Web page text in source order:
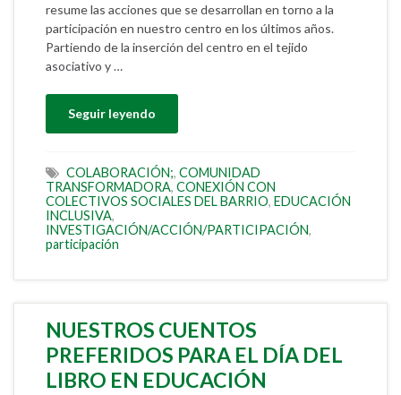
resume las acciones que se desarrollan en torno a la
participación en nuestro centro en los últimos años.
Partiendo de la inserción del centro en el tejido
asociativo y …
Seguir leyendo
COLABORACIÓN;, COMUNIDAD
TRANSFORMADORA, CONEXIÓN CON
COLECTIVOS SOCIALES DEL BARRIO, EDUCACIÓN
INCLUSIVA,
INVESTIGACIÓN/ACCIÓN/PARTICIPACIÓN,
participación
NUESTROS CUENTOS
PREFERIDOS PARA EL DÍA DEL
LIBRO EN EDUCACIÓN